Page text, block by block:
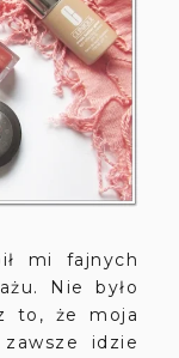
fajnych
Nie było
to, że moja
idzie